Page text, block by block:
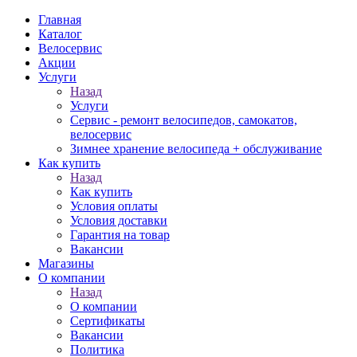
Главная
Каталог
Велосервис
Акции
Услуги
Назад
Услуги
Сервис - ремонт велосипедов, самокатов,
велосервис
Зимнее хранение велосипеда + обслуживание
Как купить
Назад
Как купить
Условия оплаты
Условия доставки
Гарантия на товар
Вакансии
Магазины
О компании
Назад
О компании
Сертификаты
Вакансии
Политика